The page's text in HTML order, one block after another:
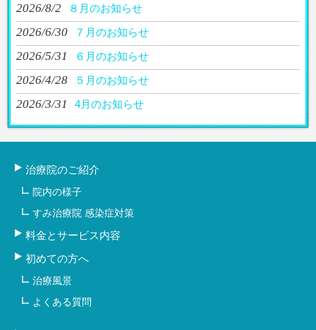
2026/8/2 ８月のお知らせ
2026/6/30 ７月のお知らせ
2026/5/31 ６月のお知らせ
2026/4/28 ５月のお知らせ
2026/3/31 4月のお知らせ
治療院のご紹介
院内の様子
すみ治療院 感染症対策
料金とサービス内容
初めての方へ
治療風景
よくある質問